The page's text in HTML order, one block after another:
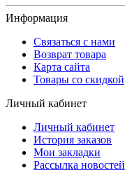
Информация
Связаться с нами
Возврат товара
Карта сайта
Товары со скидкой
Личный кабинет
Личный кабинет
История заказов
Мои закладки
Рассылка новостей